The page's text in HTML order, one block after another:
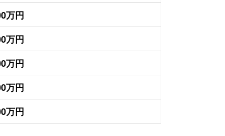
万円
万円
万円
万円
万円